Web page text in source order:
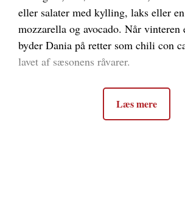
eller salater med kylling, laks eller
mozzarella og avocado. Når vinteren
byder Dania på retter som chili con
lavet af sæsonens råvarer.
Læs mere